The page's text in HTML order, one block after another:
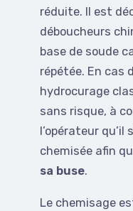
réduite. Il est
déboucheurs
base de soude
répétée. En cas
hydrocurage
sans risque, à
l’opérateur qu’il
chemisée afin
sa buse.
Le chemisage